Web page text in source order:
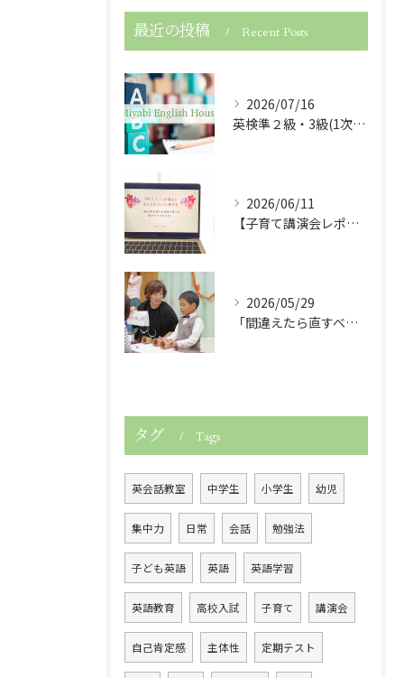
最近の投稿 Recent Posts
2026/07/16
英検準２級・3級(1次試験)・５級に合格しました！
2026/06/11
【子育て講演会レポート】「早くして！」が減ると子どもは伸びる！
2026/05/29
「間違えたら直すべき？」子どもの英語力を伸ばす関わり方
タグ Tags
英会話教室 中学生 小学生 幼児
集中力 日常 会話 勉強法
子ども英語 英語 英語学習
英語教育 高校入試 子育て 講演会
自己肯定感 主体性 定期テスト